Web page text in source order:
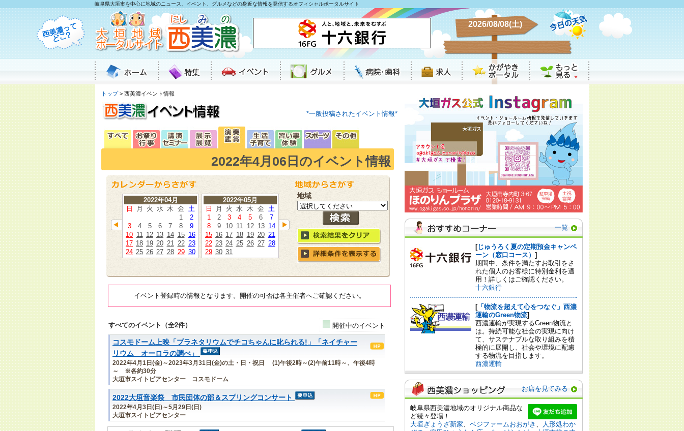
岐阜県大垣市を中心に地域のニュース、イベント、グルメなどの身近な情報を発信するオフィシャルポータルサイト
2026/08/08(土)
トップ> 西美濃イベント情報
*一般投稿されたイベント情報*
2022年4月06日のイベント情報
2022年04月
日
月 火 水 木 金 土
1
2
3
4 5 6 7 8
9
10 11 12 13 14 15 16
17 18 19 20 21 22 23
24 25 26 27 28 29 30
2022年05月
日
月 火 水 木 金 土
1
2 3 4 5 6
7
8
9 10 11 12 13 14
15 16 17 18 19 20 21
22 23 24 25 26 27 28
29 30 31
地域
イベント登録時の情報となります。開催の可否は各主催者へご確認ください。
すべてのイベント（全2件） 開催中のイベント
コスモドーム上映「プラネタリウムでチコちゃんに叱られる!」「ネイチャー
リウム オーロラの調べ」
2022年4月1日(金)～2023年3月31日(金)の土・日・祝日 (1)午後2時～(2)午前11時～、午後4時
～ ※各約30分
大垣市スイトピアセンター コスモドーム
2022大垣音楽祭 市民団体の部＆スプリングコンサート
2022年4月3日(日)～5月29日(日)
大垣市スイトピアセンター